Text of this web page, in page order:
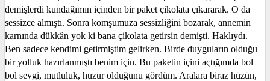
demişlerdi kundağımın içinden bir paket çikolata çıkararak. O da
sessizce almıştı. Sonra komşumuza sessizliğini bozarak, annemin
karnında dükkân yok ki bana çikolata getirsin demişti. Haklıydı.
Ben sadece kendimi getirmiştim gelirken. Birde duyguların olduğu
bir yolluk hazırlanmıştı benim için. Bu paketin içini açtığımda bol
bol sevgi, mutluluk, huzur olduğunu gördüm. Aralara biraz hüzün,